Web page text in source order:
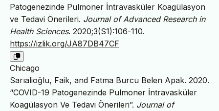
Patogenezinde Pulmoner İntravasküler Koagülasyon
ve Tedavi Önerileri. Journal of Advanced Research in
Health Sciences. 2020;3(S1):106-110.
https://izlik.org/JA87DB47CF
Chicago
Sarıalioğlu, Faik, and Fatma Burcu Belen Apak. 2020.
“COVID-19 Patogenezinde Pulmoner İntravasküler
Koagülasyon Ve Tedavi Önerileri”. Journal of